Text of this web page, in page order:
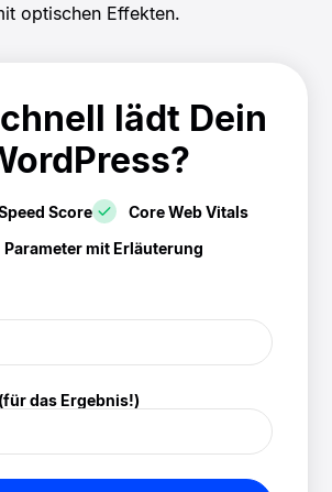
optischen Effekten.
lädt Dein
Score
Core Web Vitals
Parameter mit Erläuterung
das Ergebnis!)